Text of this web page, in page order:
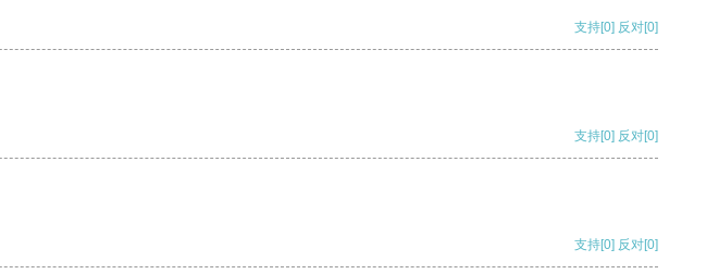
支持[0] 反对[0]
支持[0] 反对[0]
支持[0] 反对[0]